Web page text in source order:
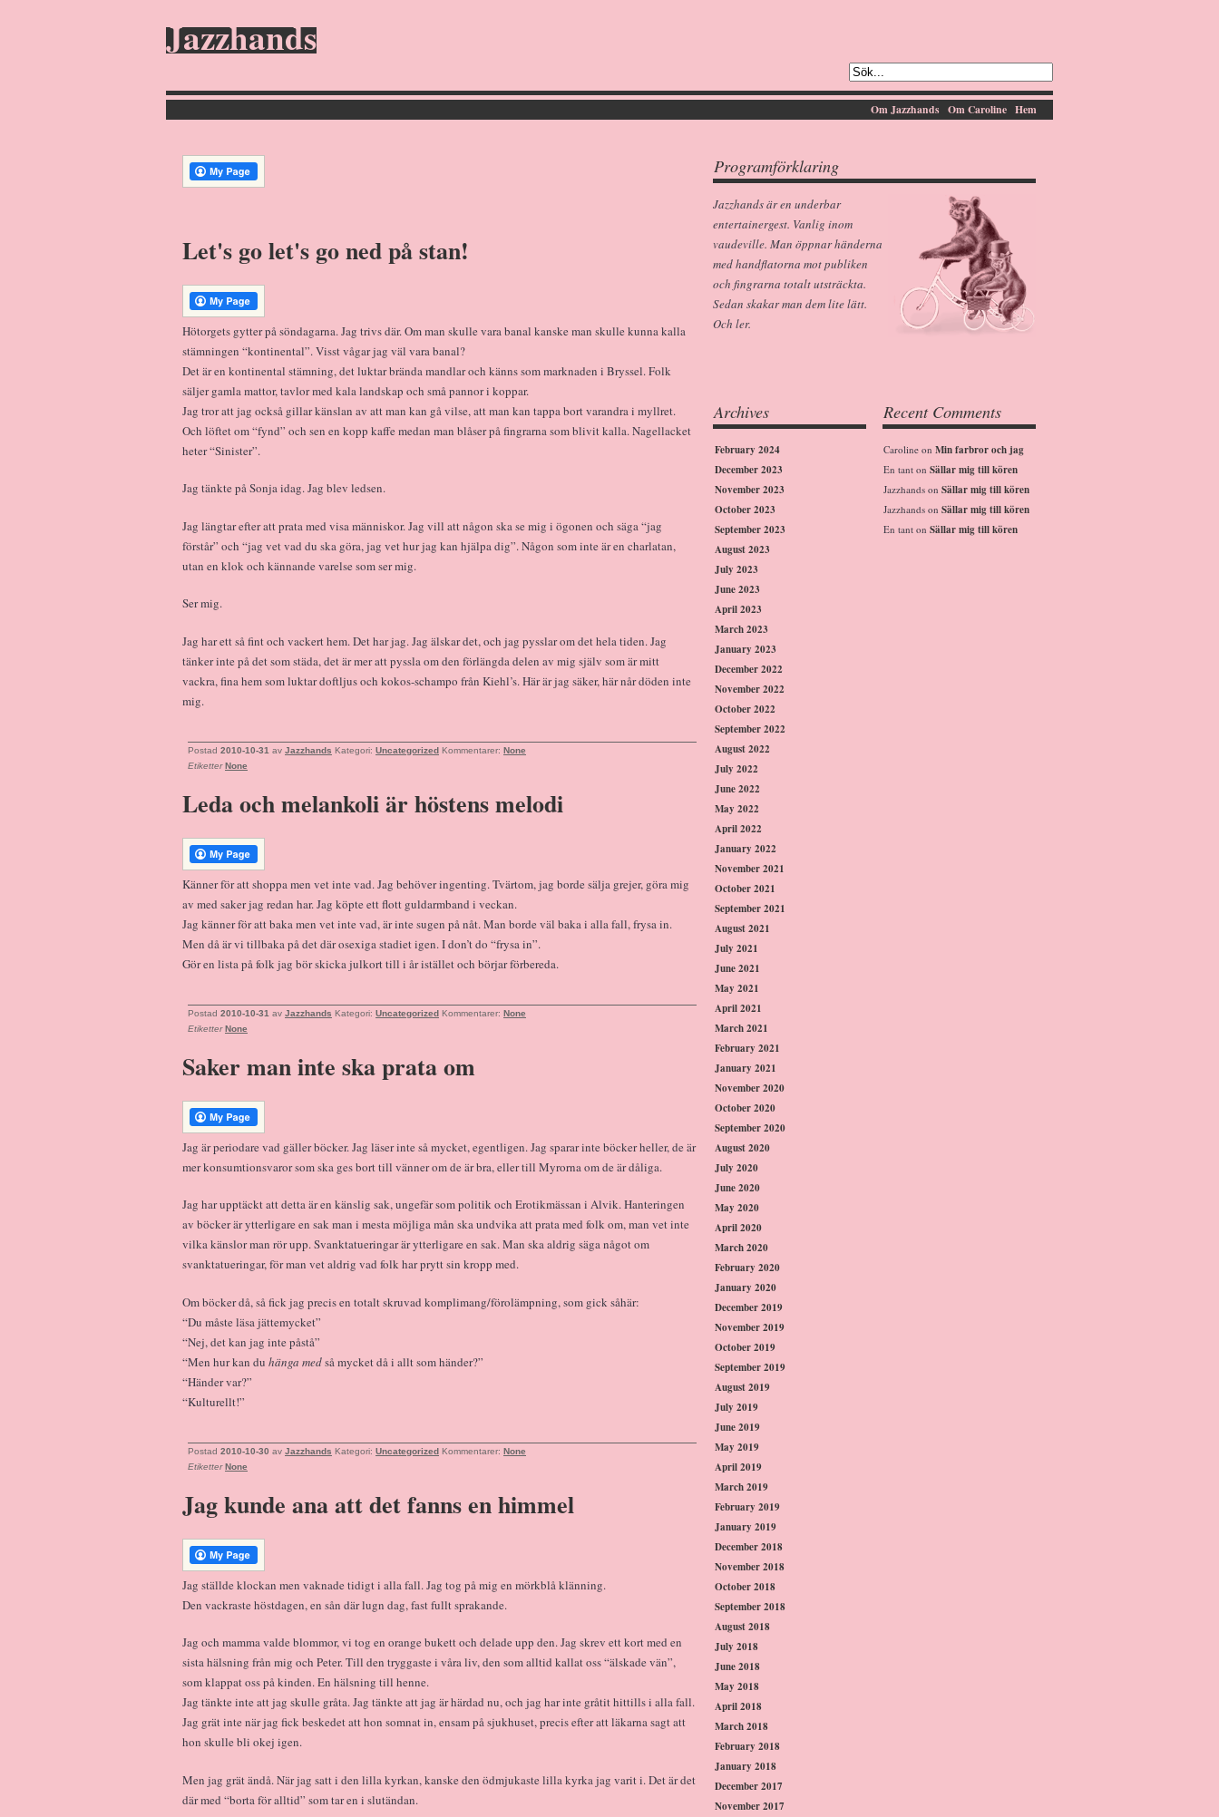
Jazzhands
Hem
Om Caroline
Om Jazzhands
Let's go let's go ned på stan!
Hötorgets gytter på söndagarna. Jag trivs där. Om man skulle vara banal kanske man skulle kunna kalla
stämningen “kontinental”. Visst vågar jag väl vara banal?
Det är en kontinental stämning, det luktar brända mandlar och känns som marknaden i Bryssel. Folk
säljer gamla mattor, tavlor med kala landskap och små pannor i koppar.
Jag tror att jag också gillar känslan av att man kan gå vilse, att man kan tappa bort varandra i myllret.
Och löftet om “fynd” och sen en kopp kaffe medan man blåser på fingrarna som blivit kalla. Nagellacket
heter “Sinister”.
Jag tänkte på Sonja idag. Jag blev ledsen.
Jag längtar efter att prata med visa människor. Jag vill att någon ska se mig i ögonen och säga “jag
förstår” och “jag vet vad du ska göra, jag vet hur jag kan hjälpa dig”. Någon som inte är en charlatan,
utan en klok och kännande varelse som ser mig.
Ser mig.
Jag har ett så fint och vackert hem. Det har jag. Jag älskar det, och jag pysslar om det hela tiden. Jag
tänker inte på det som städa, det är mer att pyssla om den förlängda delen av mig själv som är mitt
vackra, fina hem som luktar doftljus och kokos-schampo från Kiehl’s. Här är jag säker, här når döden inte
mig.
Postad 2010-10-31 av Jazzhands Kategori: Uncategorized Kommentarer: None
Etiketter None
Leda och melankoli är höstens melodi
Känner för att shoppa men vet inte vad. Jag behöver ingenting. Tvärtom, jag borde sälja grejer, göra mig
av med saker jag redan har. Jag köpte ett flott guldarmband i veckan.
Jag känner för att baka men vet inte vad, är inte sugen på nåt. Man borde väl baka i alla fall, frysa in.
Men då är vi tillbaka på det där osexiga stadiet igen. I don’t do “frysa in”.
Gör en lista på folk jag bör skicka julkort till i år istället och börjar förbereda.
Postad 2010-10-31 av Jazzhands Kategori: Uncategorized Kommentarer: None
Etiketter None
Saker man inte ska prata om
Jag är periodare vad gäller böcker. Jag läser inte så mycket, egentligen. Jag sparar inte böcker heller, de är
mer konsumtionsvaror som ska ges bort till vänner om de är bra, eller till Myrorna om de är dåliga.
Jag har upptäckt att detta är en känslig sak, ungefär som politik och Erotikmässan i Alvik. Hanteringen
av böcker är ytterligare en sak man i mesta möjliga mån ska undvika att prata med folk om, man vet inte
vilka känslor man rör upp. Svanktatueringar är ytterligare en sak. Man ska aldrig säga något om
svanktatueringar, för man vet aldrig vad folk har prytt sin kropp med.
Om böcker då, så fick jag precis en totalt skruvad komplimang/förolämpning, som gick såhär:
“Du måste läsa jättemycket”
“Nej, det kan jag inte påstå”
“Men hur kan du hänga medså mycket då i allt som händer?”
“Händer var?”
“Kulturellt!”
Postad 2010-10-30 av Jazzhands Kategori: Uncategorized Kommentarer: None
Etiketter None
Jag kunde ana att det fanns en himmel
Jag ställde klockan men vaknade tidigt i alla fall. Jag tog på mig en mörkblå klänning.
Den vackraste höstdagen, en sån där lugn dag, fast fullt sprakande.
Jag och mamma valde blommor, vi tog en orange bukett och delade upp den. Jag skrev ett kort med en
sista hälsning från mig och Peter. Till den tryggaste i våra liv, den som alltid kallat oss “älskade vän”,
som klappat oss på kinden. En hälsning till henne.
Jag tänkte inte att jag skulle gråta. Jag tänkte att jag är härdad nu, och jag har inte gråtit hittills i alla fall.
Jag grät inte när jag fick beskedet att hon somnat in, ensam på sjukhuset, precis efter att läkarna sagt att
hon skulle bli okej igen.
Men jag grät ändå. När jag satt i den lilla kyrkan, kanske den ödmjukaste lilla kyrka jag varit i. Det är det
där med “borta för alltid” som tar en i slutändan.
Programförklaring
Jazzhands är en underbar
entertainergest. Vanlig inom
vaudeville. Man öppnar händerna
med handflatorna mot publiken
och fingrarna totalt utsträckta.
Sedan skakar man dem lite lätt.
Och ler.
Archives
February 2024
December 2023
November 2023
October 2023
September 2023
August 2023
July 2023
June 2023
April 2023
March 2023
January 2023
December 2022
November 2022
October 2022
September 2022
August 2022
July 2022
June 2022
May 2022
April 2022
January 2022
November 2021
October 2021
September 2021
August 2021
July 2021
June 2021
May 2021
April 2021
March 2021
February 2021
January 2021
November 2020
October 2020
September 2020
August 2020
July 2020
June 2020
May 2020
April 2020
March 2020
February 2020
January 2020
December 2019
November 2019
October 2019
September 2019
August 2019
July 2019
June 2019
May 2019
April 2019
March 2019
February 2019
January 2019
December 2018
November 2018
October 2018
September 2018
August 2018
July 2018
June 2018
May 2018
April 2018
March 2018
February 2018
January 2018
December 2017
November 2017
Recent Comments
Caroline on Min farbror och jag
En tant on Sällar mig till kören
Jazzhands on Sällar mig till kören
Jazzhands on Sällar mig till kören
En tant on Sällar mig till kören